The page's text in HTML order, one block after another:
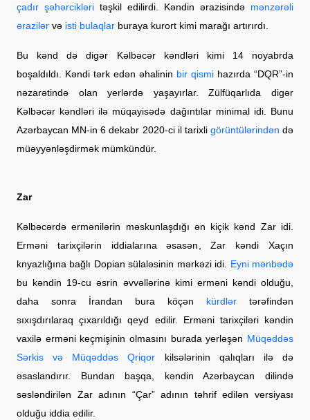
çadır şəhərcikləri təşkil edilirdi. Kəndin ərazisində mənzərəli
ərazilər və isti bulaqlar buraya kurort kimi marağı artırırdı.
Bu kənd də digər Kəlbəcər kəndləri kimi 14 noyabrda
boşaldıldı. Kəndi tərk edən əhalinin bir qismi hazırda “DQR”-in
nəzarətində olan yerlərdə yaşayırlar. Zülfüqarlıda digər
Kəlbəcər kəndləri ilə müqayisədə dağıntılar minimal idi. Bunu
Azərbaycan MN-in 6 dekabr 2020-ci il tarixli görüntülərindən də
müəyyənləşdirmək mümkündür.
Zar
Kəlbəcərdə ermənilərin məskunlaşdığı ən kiçik kənd Zar idi.
Erməni tarixçilərin iddialarına əsasən, Zar kəndi Xaçın
knyazlığına bağlı Dopian sülaləsinin mərkəzi idi. Eyni mənbədə
bu kəndin 19-cu əsrin əvvəllərinə kimi erməni kəndi olduğu,
daha sonra İrandan bura köçən kürdlər tərəfindən
sıxışdırılaraq çıxarıldığı qeyd edilir. Erməni tarixçiləri kəndin
vaxilə erməni keçmişinin olmasını burada yerləşən Müqəddəs
Sərkis və Müqəddəs Qriqor kilsələrinin qalıqları ilə də
əsaslandırır. Bundan başqa, kəndin Azərbaycan dilində
səsləndirilən Zar adının “Çar” adının təhrif edilən versiyası
olduğu iddia edilir.